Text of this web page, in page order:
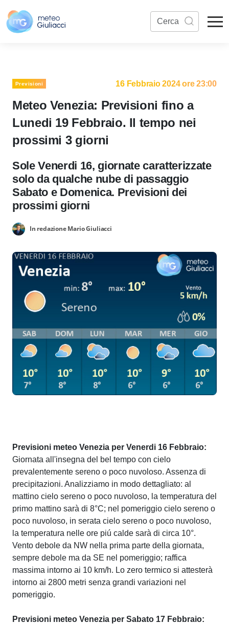
Previsioni 16 Febbraio 2024 ore 23:00
Meteo Venezia: Previsioni fino a
Lunedi 19 Febbraio. Il tempo nei
prossimi 3 giorni
Sole Venerdi 16, giornate caratterizzate
solo da qualche nube di passaggio
Sabato e Domenica. Previsioni dei
prossimi giorni
In redazione Mario Giuliacci
Previsioni meteo Venezia per Venerdi 16 Febbraio:
Giornata all'insegna del bel tempo con cielo
prevalentemente sereno o poco nuvoloso. Assenza di
precipitazioni. Analizziamo in modo dettagliato: al
mattino cielo sereno o poco nuvoloso, la temperatura del
primo mattino sarà di 8°C; nel pomeriggio cielo sereno o
poco nuvoloso, in serata cielo sereno o poco nuvoloso,
la temperatura nelle ore piú calde sarà di circa 10°.
Vento debole da NW nella prima parte della giornata,
sempre debole ma da SE nel pomeriggio; raffica
massima intorno ai 10 km/h. Lo zero termico si attesterà
intorno ai 2800 metri senza grandi variazioni nel
pomeriggio.
Previsioni meteo Venezia per Sabato 17 Febbraio: